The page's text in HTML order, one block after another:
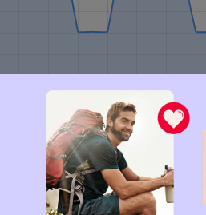
18,75 €
Offerte G3